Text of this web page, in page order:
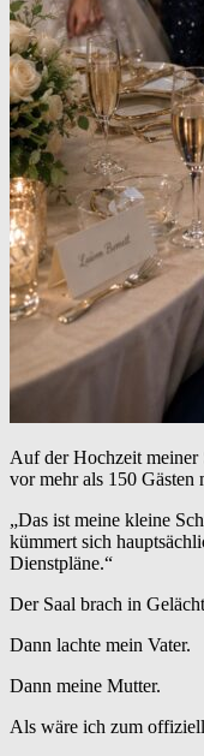
Auf der Hochzeit meiner
vor mehr als 150 Gästen
„Das ist meine kleine
kümmert sich
Dienstpläne.“
Der Saal brach in
Dann lachte mein Vater.
Dann meine Mutter.
Als wäre ich zum